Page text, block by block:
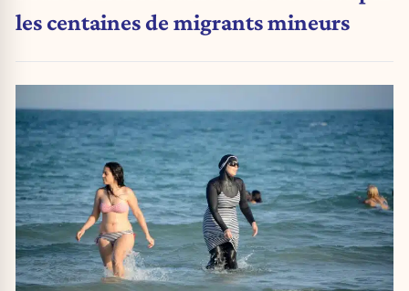
les centaines de migrants mineurs